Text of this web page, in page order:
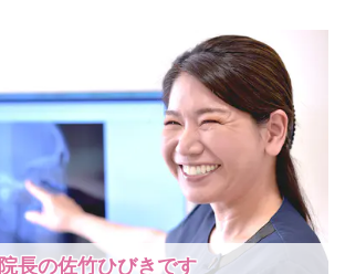
院長の佐竹ひびきです